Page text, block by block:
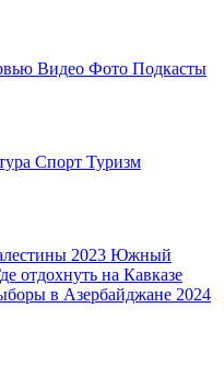
Видео Фото Подкасты
Спорт Туризм
2023 Южный
отдохнуть на Кавказе
в Азербайджане 2024